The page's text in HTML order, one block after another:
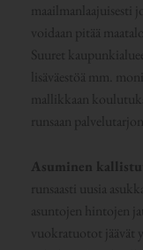
maailmanlaajuisesti
voidaan pitää
Suuret
lisäväestöä mm.
mallikkaan
runsaan
Asuminen
runsaasti uusia
asuntojen hintojen
vuokratuotot jäävät